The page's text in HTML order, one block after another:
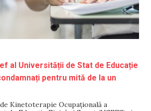
al Universității de Stat de Educație
pentru mită de la un
Kinetoterapie Ocupațională a